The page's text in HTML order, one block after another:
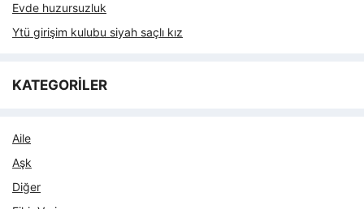
Evde huzursuzluk
Ytü girişim kulubu siyah saçlı kız
KATEGORİLER
Aile
Aşk
Diğer